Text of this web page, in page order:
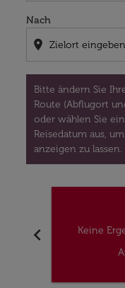
Nach
location_on
Bitte ändern Sie
Route (Abflugort
oder wählen Sie
Reisedatum aus,
anzeigen zu lassen.
chevron_left
Keine